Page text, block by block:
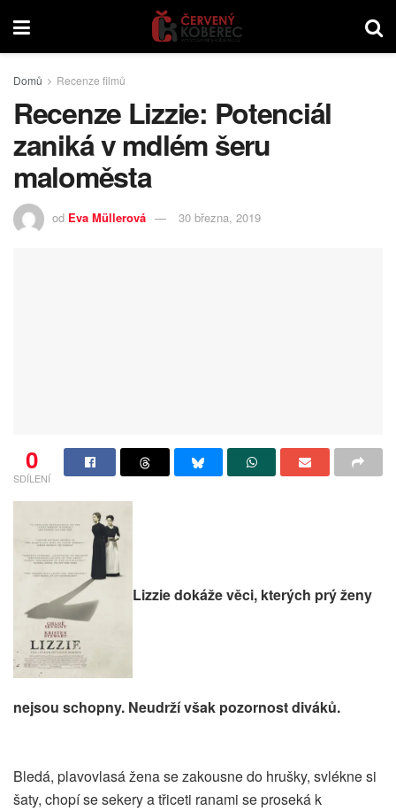
Domů Recenze filmů
Recenze Lizzie: Potenciál
zaniká v mdlém šeru
maloměsta
od Eva Müllerová 30 března, 2019
0
SDÍLENÍ
Lizzie dokáže věci, kterých prý ženy
nejsou schopny. Neudrží však pozornost diváků.
Bledá, plavovlasá žena se zakousne do hrušky, svlékne si
šaty, chopí se sekery a třiceti ranami se proseká k